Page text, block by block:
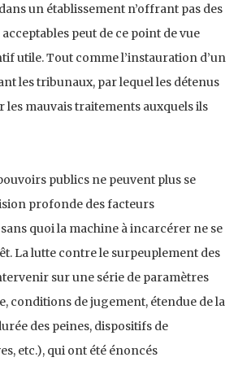
un établissement n’offrant pas des
peut de ce point de vue
utile. Tout comme l’instauration d’un
les tribunaux, par lequel les détenus
mauvais traitements auxquels ils
publics ne peuvent plus se
profonde des facteurs
quoi la machine à incarcérer ne se
La lutte contre le surpeuplement des
sur une série de paramètres
conditions de jugement, étendue de la
des peines, dispositifs de
etc.), qui ont été énoncés